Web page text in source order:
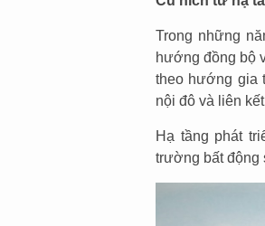
Trong những
hướng đồng bộ
theo hướng gia
nội đô và liên
Hạ tầng phát
trường bất động